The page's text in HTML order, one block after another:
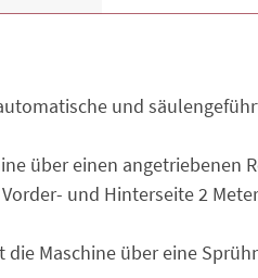
und
über einen angetriebenen
und Hinterseite 2
die Maschine über eine